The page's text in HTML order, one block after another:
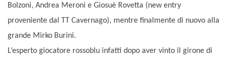
Bolzoni, Andrea Meroni e Giosuè Rovetta (new entry
proveniente dal TT Cavernago), mentre finalmente di nuovo alla
grande Mirko Burini.
L’esperto giocatore rossoblu infatti dopo aver vinto il girone di